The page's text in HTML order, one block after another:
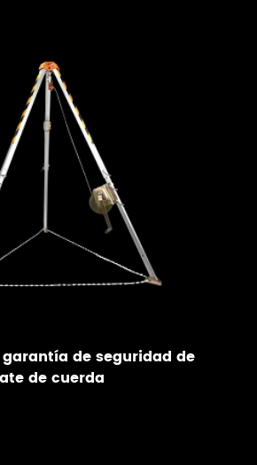
de seguridad de
de cuerda